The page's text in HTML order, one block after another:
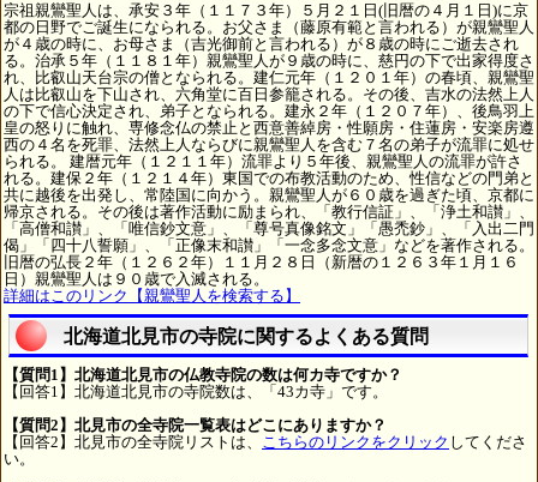
宗祖親鸞聖人は、承安３年（１１７３年）５月２１日(旧暦の４月１日)に京
都の日野でご誕生になられる。お父さま（藤原有範と言われる）が親鸞聖人
が４歳の時に、お母さま（吉光御前と言われる）が８歳の時にご逝去され
る。治承５年（１１８１年）親鸞聖人が９歳の時に、慈円の下で出家得度さ
れ、比叡山天台宗の僧となられる。建仁元年（１２０１年）の春頃、親鸞聖
人は比叡山を下山され、六角堂に百日参籠される。その後、吉水の法然上人
の下で信心決定され、弟子となられる。建永２年（１２０７年）、後鳥羽上
皇の怒りに触れ、専修念仏の禁止と西意善綽房・性願房・住蓮房・安楽房遵
西の４名を死罪、法然上人ならびに親鸞聖人を含む７名の弟子が流罪に処せ
られる。 建暦元年（１２１１年）流罪より５年後、親鸞聖人の流罪が許さ
れる。建保２年（１２１４年）東国での布教活動のため、性信などの門弟と
共に越後を出発し、常陸国に向かう。親鸞聖人が６０歳を過ぎた頃、京都に
帰京される。その後は著作活動に励まられ、「教行信証」、「浄土和讃」、
「高僧和讃」、「唯信鈔文意」、「尊号真像銘文」「愚禿鈔」、「入出二門
偈」「四十八誓願」、「正像末和讃」「一念多念文意」などを著作される。
旧暦の弘長２年（１２６２年）１１月２８日（新暦の１２６３年１月１６
日）親鸞聖人は９０歳で入滅される。
詳細はこのリンク【親鸞聖人を検索する】
北海道北見市の寺院に関するよくある質問
【質問1】北海道北見市の仏教寺院の数は何カ寺ですか？
【回答1】北海道北見市の寺院数は、「43カ寺」です。
【質問2】北見市の全寺院一覧表はどこにありますか？
【回答2】北見市の全寺院リストは、 こちらのリンクをクリック してくださ
い。